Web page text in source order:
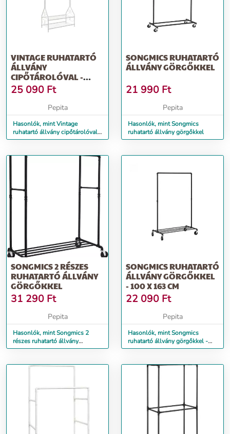
VINTAGE RUHATARTÓ
ÁLLVÁNY
CIPŐTÁROLÓVAL -
SONGMICS - 80 X 173 CM
25 090 Ft
Pepita
Hasonlók, mint Vintage
ruhatartó állvány cipőtárolóval -
Songmics - 80 x 173 cm
SONGMICS RUHATARTÓ
ÁLLVÁNY GÖRGŐKKEL
21 990 Ft
Pepita
Hasonlók, mint Songmics
ruhatartó állvány görgőkkel
SONGMICS 2 RÉSZES
RUHATARTÓ ÁLLVÁNY
GÖRGŐKKEL
31 290 Ft
Pepita
Hasonlók, mint Songmics 2
részes ruhatartó állvány
görgőkkel
SONGMICS RUHATARTÓ
ÁLLVÁNY GÖRGŐKKEL
- 100 X 163 CM
22 090 Ft
Pepita
Hasonlók, mint Songmics
ruhatartó állvány görgőkkel -
100 x 163 cm